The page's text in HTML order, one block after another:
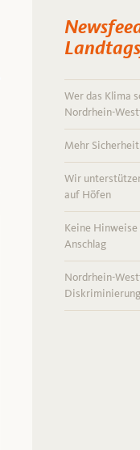
Wer das Klima
Nordrhein-
Mehr
Wir
auf Höfen
Keine
Anschlag
Nordrhein-